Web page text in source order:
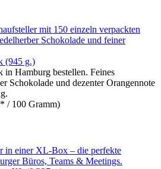
(945 g.)
Hamburg bestellen. Feines
Schokolade und dezenter Orangennote
/ 100 Gramm)